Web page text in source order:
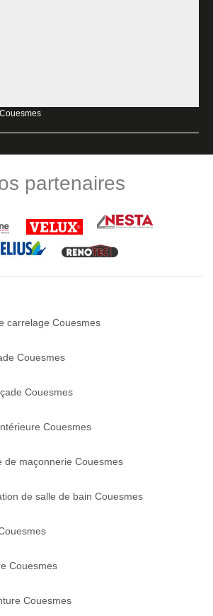
partenaires
carrelage Couesmes
Couesmes
Couesmes
Couesmes
de maçonnerie Couesmes
de salle de bain Couesmes
Couesmes
Couesmes